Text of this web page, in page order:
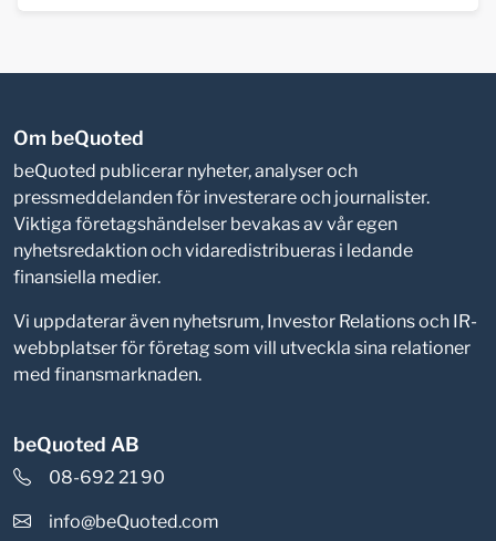
Om beQuoted
beQuoted publicerar nyheter, analyser och
pressmeddelanden för investerare och journalister.
Viktiga företagshändelser bevakas av vår egen
nyhetsredaktion och vidaredistribueras i ledande
finansiella medier.
Vi uppdaterar även nyhetsrum, Investor Relations och IR-
webbplatser för företag som vill utveckla sina relationer
med finansmarknaden.
beQuoted AB
08-692 21 90
info@beQuoted.com